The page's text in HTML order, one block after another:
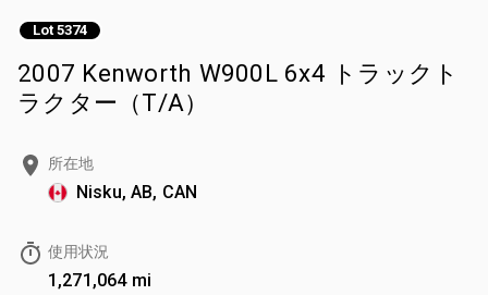
Lot 5374
2007 Kenworth W900L 6x4 トラックト
ラクター（T/A）
所在地
Nisku, AB, CAN
使用状況
1,271,064 mi